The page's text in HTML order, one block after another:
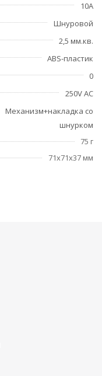
10А
Шнуровой
2,5 мм.кв.
ABS-пластик
0
250V AC
Механизм+накладка со
шнурком
75 г
71x71x37 мм